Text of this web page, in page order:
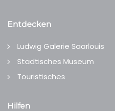
Entdecken
Ludwig Galerie Saarlouis
Städtisches Museum
Touristisches
Hilfen